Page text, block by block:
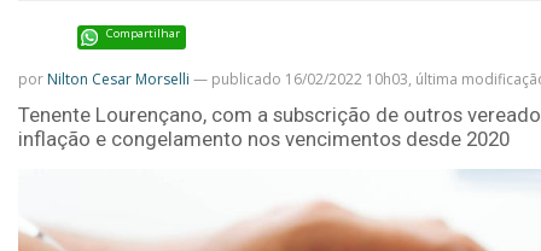
Compartilhar
por Nilton Cesar Morselli — publicado 16/02/2022 10h03, última
Tenente Lourençano, com a subscrição de outros
inflação e congelamento nos vencimentos desde 2020